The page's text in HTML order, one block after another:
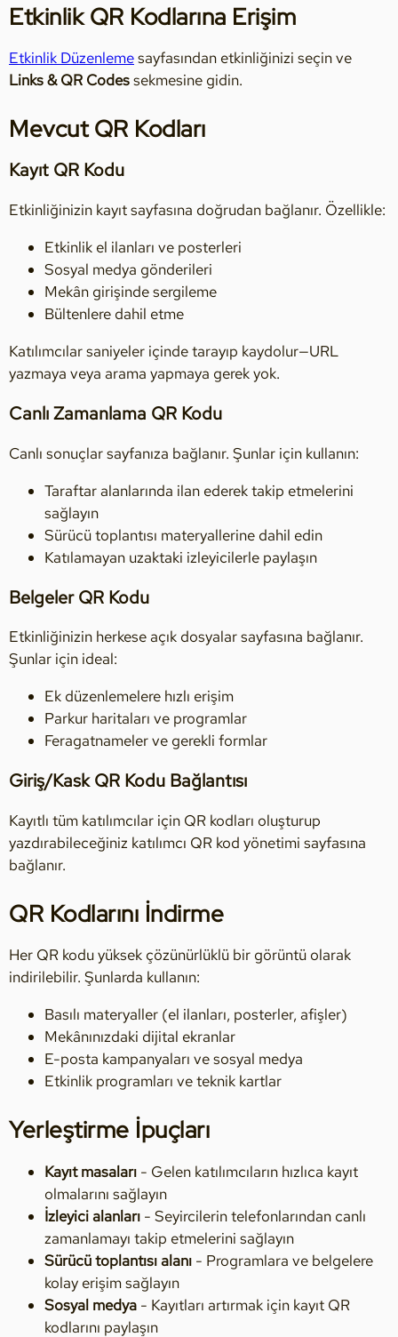
Etkinlik QR Kodlarına Erişim
Etkinlik Düzenlemesayfasından etkinliğinizi seçin ve
Links & QR Codessekmesine gidin.
Mevcut QR Kodları
Kayıt QR Kodu
Etkinliğinizin kayıt sayfasına doğrudan bağlanır. Özellikle:
Etkinlik el ilanları ve posterleri
Sosyal medya gönderileri
Mekân girişinde sergileme
Bültenlere dahil etme
Katılımcılar saniyeler içinde tarayıp kaydolur—URL
yazmaya veya arama yapmaya gerek yok.
Canlı Zamanlama QR Kodu
Canlı sonuçlar sayfanıza bağlanır. Şunlar için kullanın:
Taraftar alanlarında ilan ederek takip etmelerini
sağlayın
Sürücü toplantısı materyallerine dahil edin
Katılamayan uzaktaki izleyicilerle paylaşın
Belgeler QR Kodu
Etkinliğinizin herkese açık dosyalar sayfasına bağlanır.
Şunlar için ideal:
Ek düzenlemelere hızlı erişim
Parkur haritaları ve programlar
Feragatnameler ve gerekli formlar
Giriş/Kask QR Kodu Bağlantısı
Kayıtlı tüm katılımcılar için QR kodları oluşturup
yazdırabileceğiniz katılımcı QR kod yönetimi sayfasına
bağlanır.
QR Kodlarını İndirme
Her QR kodu yüksek çözünürlüklü bir görüntü olarak
indirilebilir. Şunlarda kullanın:
Basılı materyaller (el ilanları, posterler, afişler)
Mekânınızdaki dijital ekranlar
E-posta kampanyaları ve sosyal medya
Etkinlik programları ve teknik kartlar
Yerleştirme İpuçları
Kayıt masaları - Gelen katılımcıların hızlıca kayıt
olmalarını sağlayın
İzleyici alanları - Seyircilerin telefonlarından canlı
zamanlamayı takip etmelerini sağlayın
Sürücü toplantısı alanı - Programlara ve belgelere
kolay erişim sağlayın
Sosyal medya - Kayıtları artırmak için kayıt QR
kodlarını paylaşın